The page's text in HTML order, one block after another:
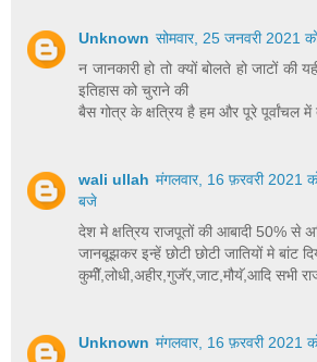
Unknown सोमवार, 25 जनवरी 2021
न जानकारी हो तो क्यों बोलते हो जाटों की
इतिहास को चुराने की
बैस गोत्र के क्षत्रिय है हम और पूरे पूर्वांचल
wali ullah मंगलवार, 16 फ़रवरी 2021
बजे
देश मे क्षत्रिय राजपूतों की आबादी 50% से
जानबूझकर इन्हें छोटी छोटी जातियों मे बांट
कुमीॅ,लोधी,अहीर,गुजॅर,जाट,मौयॅ,आदि सभी
Unknown मंगलवार, 16 फ़रवरी 2021